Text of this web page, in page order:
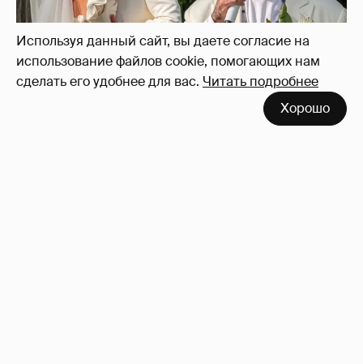
Используя данный сайт, вы даете согласие на
использование файлов cookie, помогающих нам
сделать его удобнее для вас. Читать подробнее
Хорошо